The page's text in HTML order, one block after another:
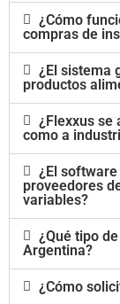
¿Cómo
compras de
¿El sistema
productos
¿Flexxus se
como a
¿El
proveedores
variables?
¿Qué tipo
Argentina?
¿Cómo